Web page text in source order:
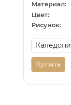
Материал:
Цвет:
Рисунок:
Купить